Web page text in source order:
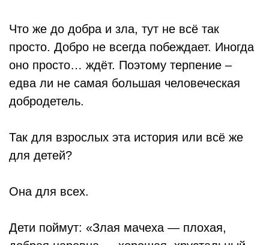
Что же до добра и зла, тут не всё так
просто. Добро не всегда побеждает. Иногда
оно просто… ждёт. Поэтому терпение –
едва ли не самая большая человеческая
добродетель.
Так для взрослых эта история или всё же
для детей?
Она для всех.
Дети поймут: «Злая мачеха — плохая,